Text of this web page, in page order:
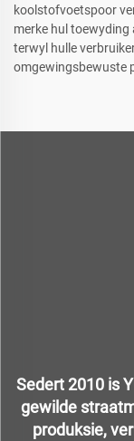
koolstofvoetspoor
merke hul
terwyl hulle
omgewingsbewuste
Sedert 2010 is
gewilde
produksie,